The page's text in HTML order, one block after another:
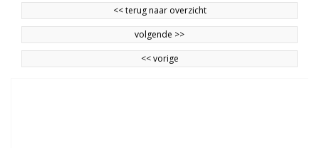
<<terug naar overzicht
volgende >>
<<vorige